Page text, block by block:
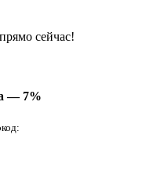
сейчас!
— 7%